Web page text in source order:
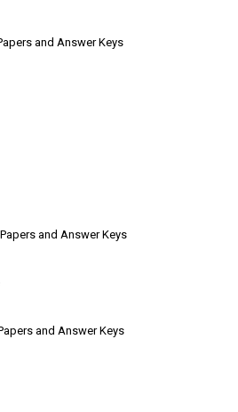
and Answer Keys
and Answer Keys
and Answer Keys